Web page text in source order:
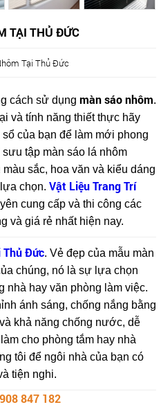
TẠI THỦ ĐỨC
Tại Thủ Đức
cách sử dụng màn sáo nhôm.
và tính năng thiết thực hãy
của bạn để làm mới phong
tập màn sáo lá nhôm
sắc, hoa văn và kiểu dáng
chọn. Vật Liệu Trang Trí
cung cấp và thi công các
và giá rẻ nhất hiện nay.
Thủ Đức. Vẻ đẹp của mẫu màn
chúng, nó là sự lựa chọn
nhà hay văn phòng làm việc.
ánh sáng, chống nắng bằng
khả năng chống nước, dễ
cho phòng tắm hay nhà
tôi để ngôi nhà của bạn có
tiện nghi.
847 182